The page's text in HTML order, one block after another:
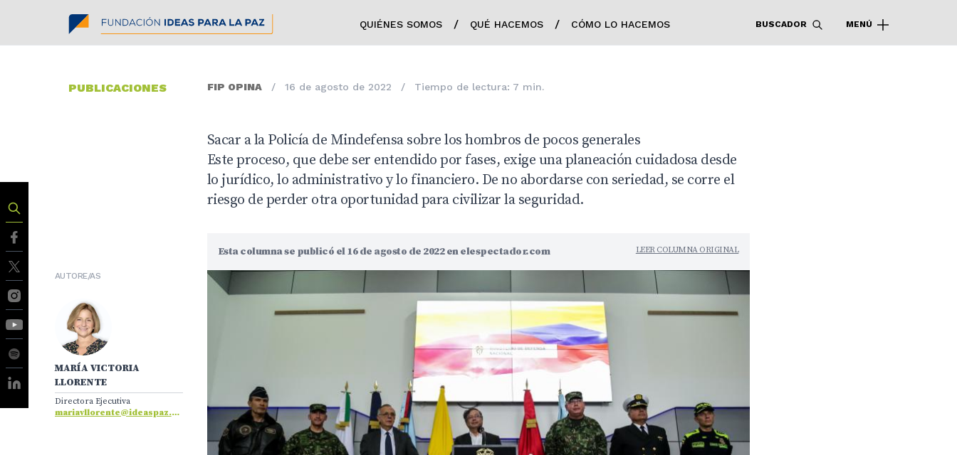
QUIÉNES SOMOS / QUÉ HACEMOS / CÓMO LO HACEMOS BUSCADOR MENÚ
PUBLICACIONES FIP OPINA / 16 de agosto de 2022 / Tiempo de lectura: 7 min.
Sacar a la Policía de Mindefensa sobre los hombros de pocos generales
Este proceso, que debe ser entendido por fases, exige una planeación cuidadosa desde
lo jurídico, lo administrativo y lo financiero. De no abordarse con seriedad, se corre el
riesgo de perder otra oportunidad para civilizar la seguridad.
Esta columna se publicó el 16 de agosto de 2022 en elespectador.com LEER COLUMNA ORIGINAL
AUTORE/AS
MARÍA VICTORIA
LLORENTE
Directora Ejecutiva
mariavllorente@ideaspaz.org